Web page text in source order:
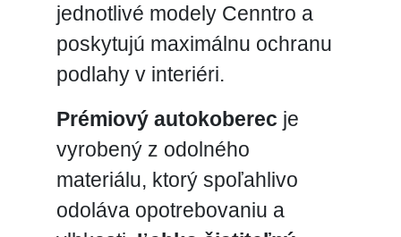
jednotlivé modely Cenntro a
poskytujú maximálnu ochranu
podlahy v interiéri.
Prémiový autokoberec je
vyrobený z odolného
materiálu, ktorý spoľahlivo
odoláva opotrebovaniu a